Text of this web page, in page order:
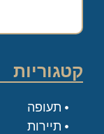
קטגוריות
תעופה
תיירות